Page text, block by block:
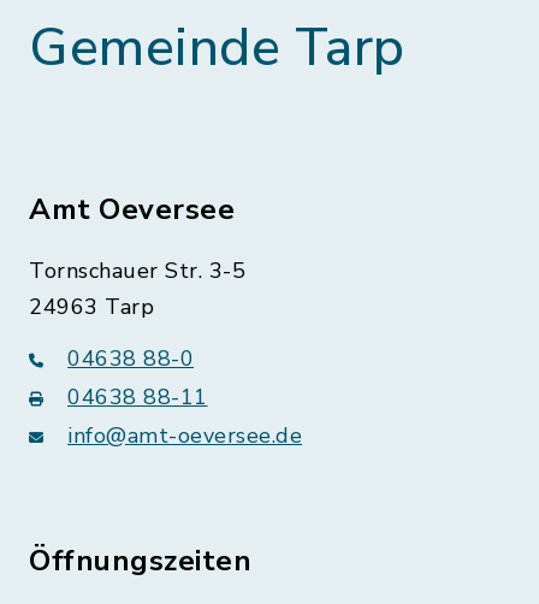
Gemeinde Tarp
Amt Oeversee
Tornschauer Str. 3-5
24963 Tarp
04638 88-0
04638 88-11
info@amt-oeversee.de
Öffnungszeiten